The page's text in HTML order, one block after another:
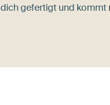
gefertigt und